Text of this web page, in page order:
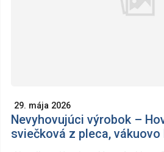
29. mája 2026
Nevyhovujúci výrobok –
sviečková z pleca, vákuovo